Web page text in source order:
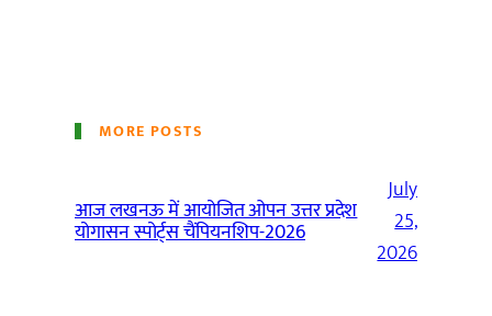
MORE POSTS
आज लखनऊ में आयोजित ओपन उत्तर प्रदेश
योगासन स्पोर्ट्स चैंपियनशिप-2026
July
25,
2026